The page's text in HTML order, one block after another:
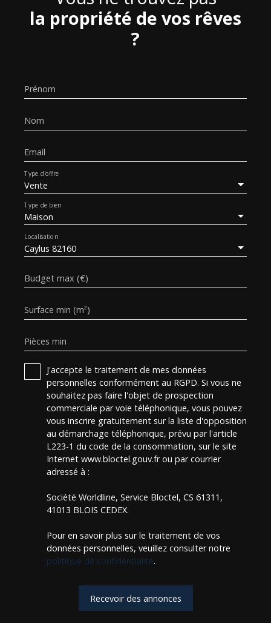
la propriété de vos rêves
?
Prénom
Nom
Email
Vente
Type d'offre
Maison
Type de bien
Caylus 82160
Localisation
Budget max (€)
Surface min (m²)
Pièces min
J'accepte le traitement de mes données
personnelles conformément au RGPD. Si vous ne
souhaitez pas faire l'objet de prospection
commerciale par voie téléphonique, vous pouvez
vous inscrire gratuitement sur la liste d'opposition
au démarchage téléphonique, prévu par l'article
L223-1 du code de la consommation, sur le site
Internet www.bloctel.gouv.fr ou par courrier
adressé à :
Société Worldline, Service Bloctel, CS 61311,
41013 BLOIS CEDEX.
Pour en savoir plus sur le traitement de vos
données personnelles, veuillez consulter notre
politique de confidentialité.
Recevoir des annonces